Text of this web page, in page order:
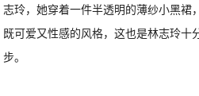
志玲，她穿着一件半透明的薄纱小黑裙
既可爱又性感的风格，这也是林志玲十
步。